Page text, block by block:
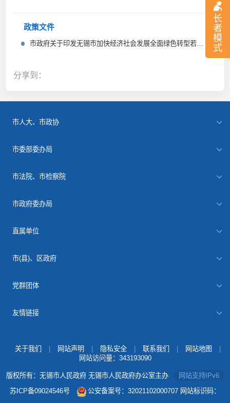
长
者
模
式
政策文件
市政府关于印发无锡市加快经济社会发展全面绿色转型若干政策举措的通知
分享到：
市人大、市政协
市委部委办局
市法院、市检察院
市政府委办局
直属单位
市(县)、区政府
党群团体
友情链接
关于我们 网站声明 隐私安全 联系我们 网站地图
网站访问量： 343193090
版权所有：无锡市人民政府 无锡市人民政府办公室主办
网站支持IPv6
苏ICP备09024546号
公安备案号：32021102000707 网站标识码：